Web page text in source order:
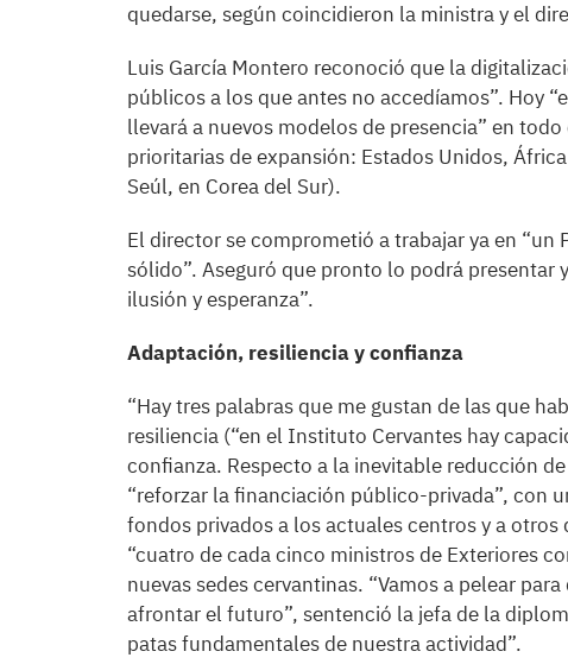
quedarse, según coincidieron la ministra y el
Luis García Montero reconoció que la
públicos a los que antes no accedíamos”. Hoy
llevará a nuevos modelos de presencia” en
prioritarias de expansión: Estados Unidos,
Seúl, en Corea del Sur).
El director se comprometió a trabajar ya en
sólido”. Aseguró que pronto lo podrá presentar
ilusión y esperanza”.
Adaptación, resiliencia y confianza
“Hay tres palabras que me gustan de las que
resiliencia (“en el Instituto Cervantes hay
confianza. Respecto a la inevitable reducción
“reforzar la financiación público-privada”, con
fondos privados a los actuales centros y a
“cuatro de cada cinco ministros de Exteriores
nuevas sedes cervantinas. “Vamos a pelear
afrontar el futuro”, sentenció la jefa de la
patas fundamentales de nuestra actividad”.